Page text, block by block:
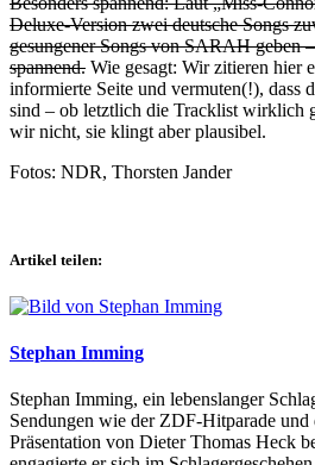
Deluxe-Version zwei deutsche Songs
gesungener Songs von SARAH geben
spannend. Wie gesagt: Wir zitieren hier
informierte Seite und vermuten(!), dass
sind – ob letztlich die Tracklist wirklich
wir nicht, sie klingt aber plausibel.
Fotos: NDR, Thorsten Jander
Artikel teilen:
Stephan Imming
Stephan Imming, ein lebenslanger
Sendungen wie der ZDF-Hitparade und
Präsentation von Dieter Thomas Heck